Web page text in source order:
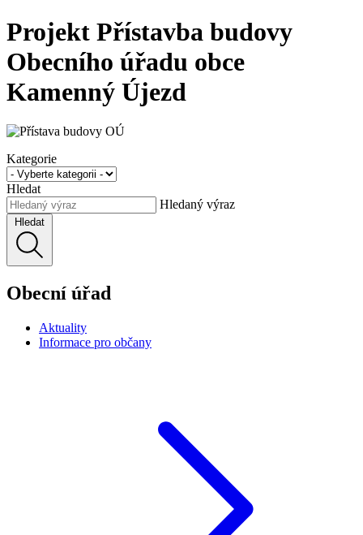
Projekt Přístavba budovy
Obecního úřadu obce
Kamenný Újezd
Kategorie
Hledat
Hledaný výraz
Hledat
Obecní úřad
Aktuality
Informace pro občany